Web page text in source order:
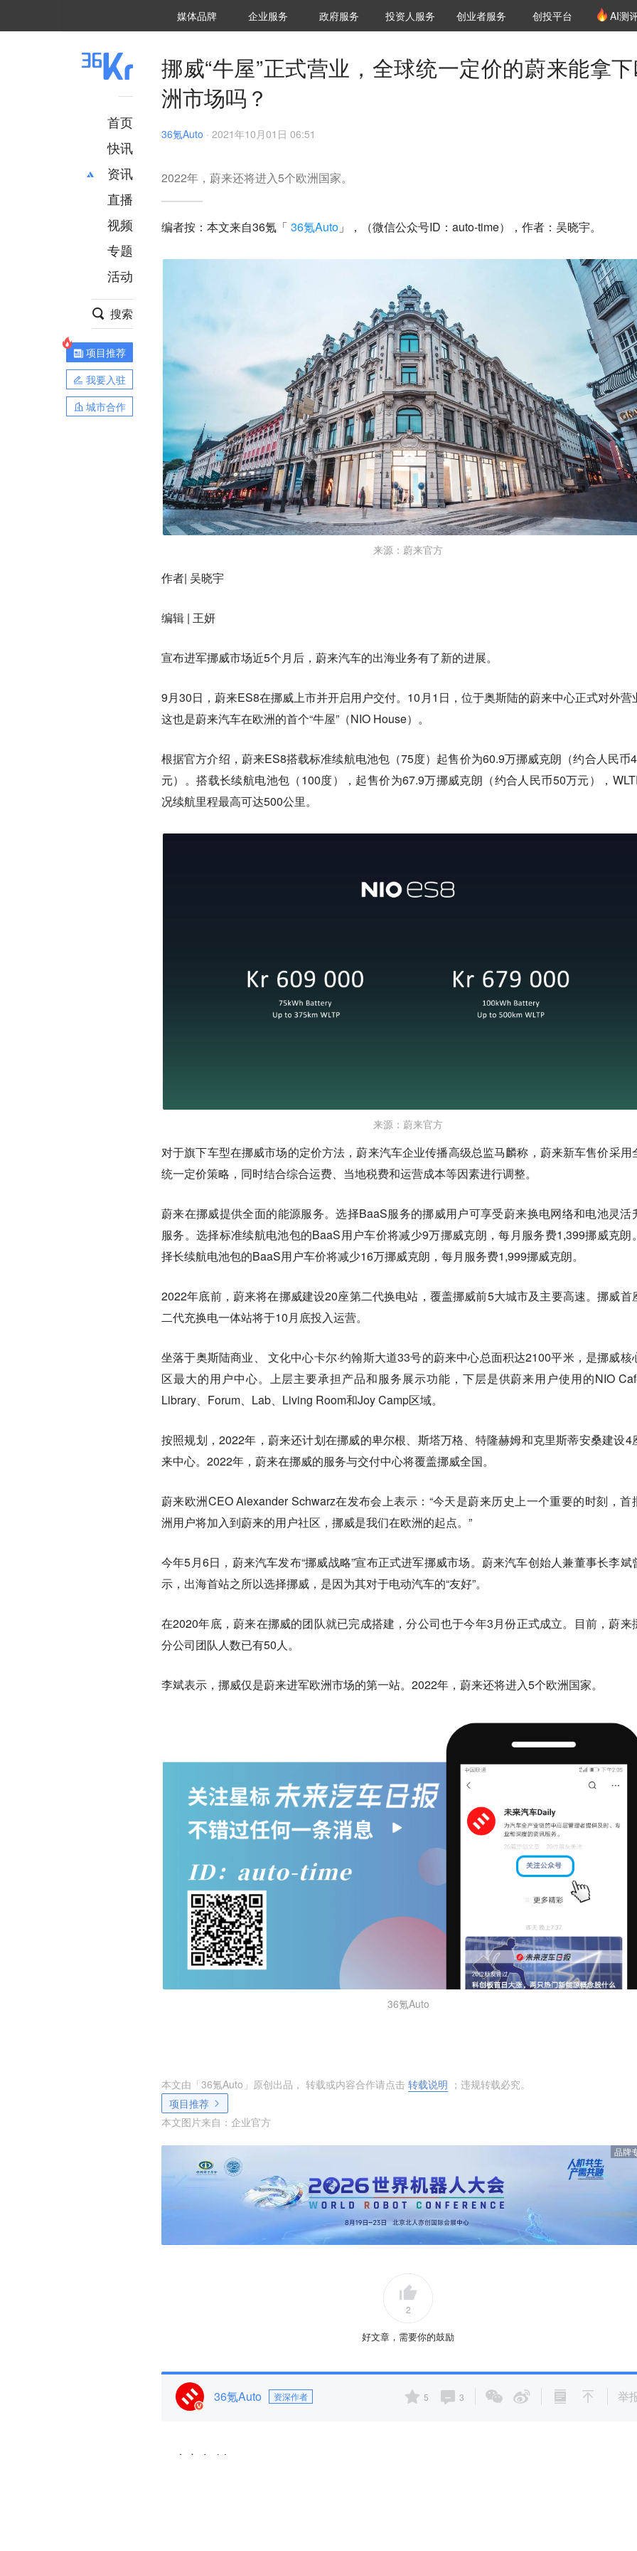
媒体品牌 36Kr研究院
企业服务 城市之窗
政府服务 VClub投资机构库
投资机构职位推介
投资人服务 创投氪堂
创业者服务 创投平台 AI测
首页
快讯
资讯
推荐
财经
项目推荐
安徽
直播
视频
专题
活动
搜索
项目推荐
我要入驻
城市合作
挪威“牛屋”正式营业，全球统一定价的蔚来能拿
洲市场吗？
36氪Auto · 2021年10月01日 06:51
2022年，蔚来还将进入5个欧洲国家。
编者按：本文来自36氪「 36氪Auto 」，（微信公众号ID：auto-time），作者：吴晓宇。
来源：蔚来官方
作者| 吴晓宇
编辑 | 王妍
宣布进军挪威市场近5个月后，蔚来汽车的出海业务有了新的进展。
9月30日，蔚来ES8在挪威上市并开启用户交付。10月1日，位于奥斯陆的蔚来中心正式对外营
这也是蔚来汽车在欧洲的首个“牛屋”（NIO House）。
根据官方介绍，蔚来ES8搭载标准续航电池包（75度）起售价为60.9万挪威克朗（约合人民币
元）。搭载长续航电池包（100度），起售价为67.9万挪威克朗（约合人民币50万元），
况续航里程最高可达500公里。
来源：蔚来官方
对于旗下车型在挪威市场的定价方法，蔚来汽车企业传播高级总监马麟称，蔚来新车售价采用
统一定价策略，同时结合综合运费、当地税费和运营成本等因素进行调整。
蔚来在挪威提供全面的能源服务。选择BaaS服务的挪威用户可享受蔚来换电网络和电池灵活
服务。选择标准续航电池包的BaaS用户车价将减少9万挪威克朗，每月服务费1,399挪威克朗
择长续航电池包的BaaS用户车价将减少16万挪威克朗，每月服务费1,999挪威克朗。
2022年底前，蔚来将在挪威建设20座第二代换电站，覆盖挪威前5大城市及主要高速。挪威首
二代充换电一体站将于10月底投入运营。
坐落于奥斯陆商业、 文化中心卡尔·约翰斯大道33号的蔚来中心总面积达2100平米，是挪威核
区最大的用户中心。上层主要承担产品和服务展示功能，下层是供蔚来用户使用的NIO
Library、Forum、Lab、Living Room和Joy Camp区域。
按照规划，2022年，蔚来还计划在挪威的卑尔根、斯塔万格、特隆赫姆和克里斯蒂安桑建设4
来中心。2022年，蔚来在挪威的服务与交付中心将覆盖挪威全国。
蔚来欧洲CEO Alexander Schwarz在发布会上表示：“今天是蔚来历史上一个重要的时刻，首
洲用户将加入到蔚来的用户社区，挪威是我们在欧洲的起点。”
今年5月6日，蔚来汽车发布“挪威战略”宣布正式进军挪威市场。蔚来汽车创始人兼董事长李斌
示，出海首站之所以选择挪威，是因为其对于电动汽车的“友好”。
在2020年底，蔚来在挪威的团队就已完成搭建，分公司也于今年3月份正式成立。目前，蔚来
分公司团队人数已有50人。
李斌表示，挪威仅是蔚来进军欧洲市场的第一站。2022年，蔚来还将进入5个欧洲国家。
36氪Auto
本文由「36氪Auto 」原创出品， 转载或内容合作请点击 转载说明 ；违规转载必究。
项目推荐
本文图片来自： 企业官方
品牌
2
好文章，需要你的鼓励
36氪Auto 资深作者 5 3 举
参与评论